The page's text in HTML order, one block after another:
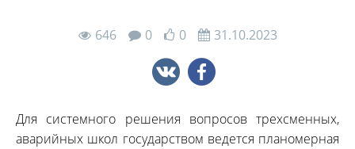
646 0 0 31.10.2023
Для системного решения вопросов трехсменных,
аварийных школ государством ведется планомерная